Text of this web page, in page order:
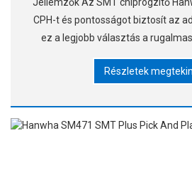
Jellemzők Az SMT chiprögzítő
CPH-t és pontosságot biztosít az
ez a legjobb választás a
Részletek